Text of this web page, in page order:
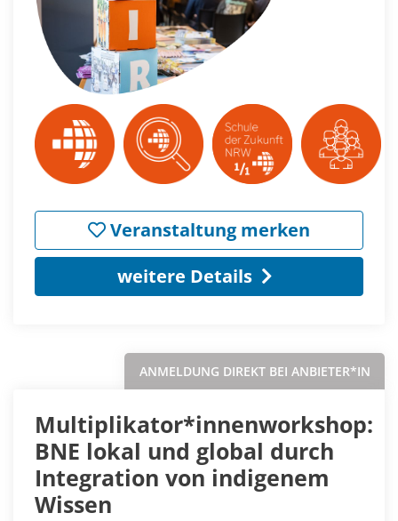
Veranstaltung merken
weitere Details
ANMELDUNG DIREKT BEI ANBIETER*IN
Multiplikator*innenworkshop:
BNE lokal und global durch
Integration von indigenem
Wissen